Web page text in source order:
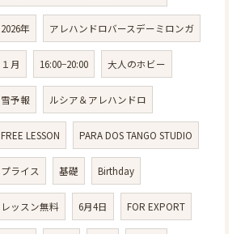
2026年 アレハンドロバースデーミロンガ
１月 16:00−20:00 大人のホビー
雪予報 ルシア＆アレハンドロ
FREE LESSON PARA DOS TANGO STUDIO
プライス 基礎 Birthday
レッスン無料 6月4日 FOR EXPORT